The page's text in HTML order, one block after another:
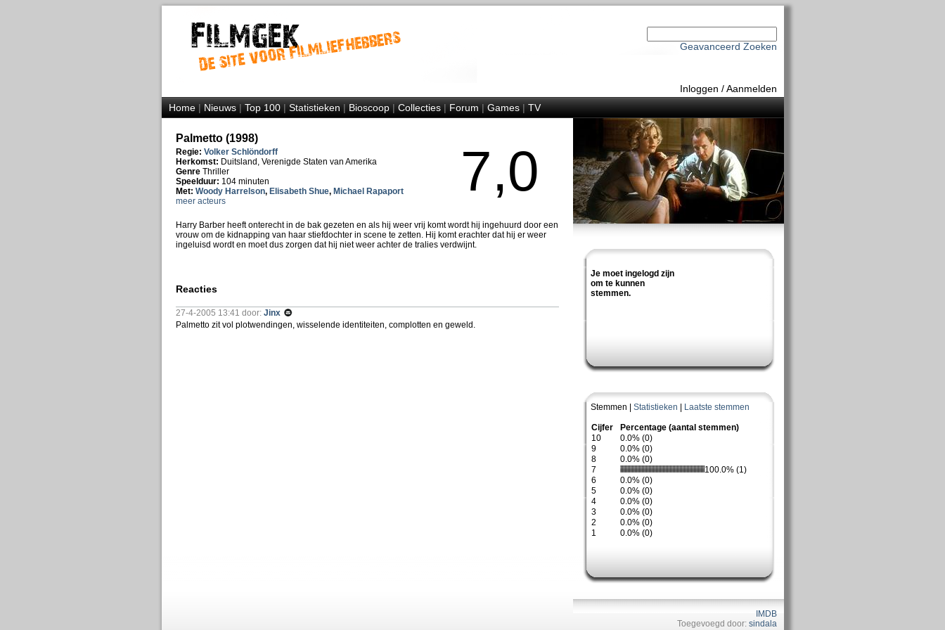
Geavanceerd Zoeken
Inloggen /Aanmelden
Home|Nieuws|Top 100|Statistieken|Bioscoop|Collecties|Forum|Games|TV
Je moet ingelogd zijn
om te kunnen
stemmen.
Stemmen | Statistieken Laatste stemmen
Cijfer
Percentage (aantal stemmen)
10
0.0% (0)
9
0.0% (0)
8
0.0% (0)
7
100.0% (1)
6
0.0% (0)
5
0.0% (0)
4
0.0% (0)
3
0.0% (0)
2
0.0% (0)
1
0.0% (0)
IMDB
Toegevoegd door: sindala
Palmetto (1998)
Regie: Volker Schlöndorff
Herkomst: Duitsland, Verenigde Staten van Amerika
Genre Thriller
Speelduur: 104 minuten
Met: Woody Harrelson, Elisabeth Shue, Michael Rapaport
meer acteurs
7,0
Harry Barber heeft onterecht in de bak gezeten en als hij weer vrij komt wordt hij ingehuurd door een
vrouw om de kidnapping van haar stiefdochter in scene te zetten. Hij komt erachter dat hij er weer
ingeluisd wordt en moet dus zorgen dat hij niet weer achter de tralies verdwijnt.
Reacties
27-4-2005 13:41 door: Jinx
Palmetto zit vol plotwendingen, wisselende identiteiten, complotten en geweld.